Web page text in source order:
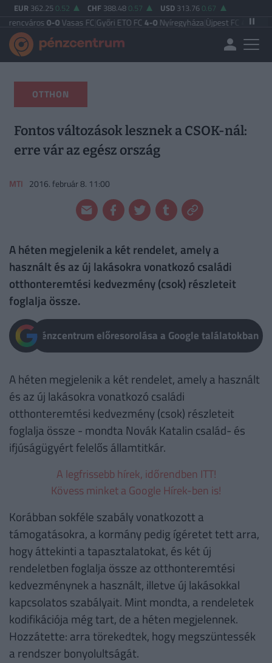
EUR 362.25 0.52 CHF 388.48 0.57 USD 313.76 0.67
0-0Vasas FC|Győri ETO FC4-0Nyíregyháza|Újpest FC4-2Debreceni VSC
OTTHON
Fontos változások lesznek a CSOK-nál:
erre vár az egész ország
MTI 2016. február 8. 11:00
A héten megjelenik a két rendelet, amely a
használt és az új lakásokra vonatkozó családi
otthonteremtési kedvezmény (csok) részleteit
foglalja össze.
Pénzcentrum előresorolása a Google találatokban
A héten megjelenik a két rendelet, amely a használt
és az új lakásokra vonatkozó családi
otthonteremtési kedvezmény (csok) részleteit
foglalja össze - mondta Novák Katalin család- és
ifjúságügyért felelős államtitkár.
A legfrissebb hírek, időrendben ITT!
Kövess minket a Google Hírek-ben is!
Korábban sokféle szabály vonatkozott a
támogatásokra, a kormány pedig ígéretet tett arra,
hogy áttekinti a tapasztalatokat, és két új
rendeletben foglalja össze az otthonteremtési
kedvezménynek a használt, illetve új lakásokkal
kapcsolatos szabályait. Mint mondta, a rendeletek
kodifikációja még tart, de a héten megjelennek.
Hozzátette: arra törekedtek, hogy megszüntessék
a rendszer bonyolultságát.